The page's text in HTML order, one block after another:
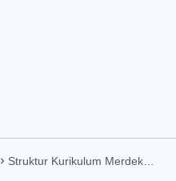
Struktur Kurikulum Merdeka SMK MAK Tahun 2024